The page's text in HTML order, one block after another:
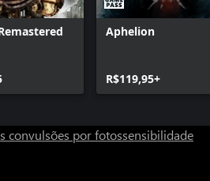
Aphelion
R$119,95+
convulsões por fotossensibilidade